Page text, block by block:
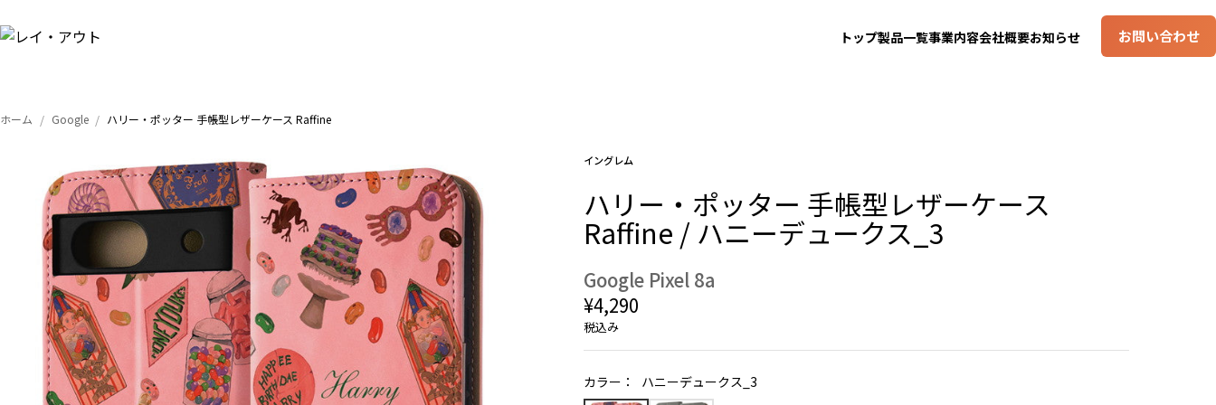
トップ製品一覧事業内容会社概要お知らせ お問い合わせ
ホーム Google ハリー・ポッター 手帳型レザーケース Raffine
イングレム
ハリー・ポッター 手帳型レザーケース
Raffine / ハニーデュークス_3
Google Pixel 8a
¥4,290
税込み
カラー： ハニーデュークス_3